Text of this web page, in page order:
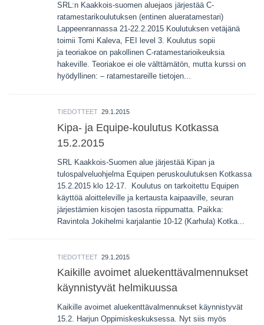
SRL:n Kaakkois-suomen aluejaos järjestää C-
ratamestarikoulutuksen (entinen alueratamestari)
Lappeenrannassa 21-22.2.2015 Koulutuksen vetäjänä
toimii Tomi Kaleva, FEI level 3. Koulutus sopii
ja teoriakoe on pakollinen C-ratamestarioikeuksia
hakeville. Teoriakoe ei ole välttämätön, mutta kurssi on
hyödyllinen: – ratamestareille tietojen...
TIEDOTTEET 29.1.2015
Kipa- ja Equipe-koulutus Kotkassa
15.2.2015
SRL Kaakkois-Suomen alue järjestää Kipan ja
tulospalveluohjelma Equipen peruskoulutuksen Kotkassa
15.2.2015 klo 12-17. Koulutus on tarkoitettu Equipen
käyttöä aloitteleville ja kertausta kaipaaville, seuran
järjestämien kisojen tasosta riippumatta. Paikka:
Ravintola Jokihelmi karjalantie 10-12 (Karhula) Kotka...
TIEDOTTEET 29.1.2015
Kaikille avoimet aluekenttävalmennukset
käynnistyvät helmikuussa
Kaikille avoimet aluekenttävalmennukset käynnistyvät
15.2. Harjun Oppimiskeskuksessa. Nyt siis myös